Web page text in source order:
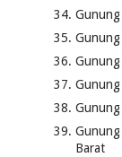
Barat